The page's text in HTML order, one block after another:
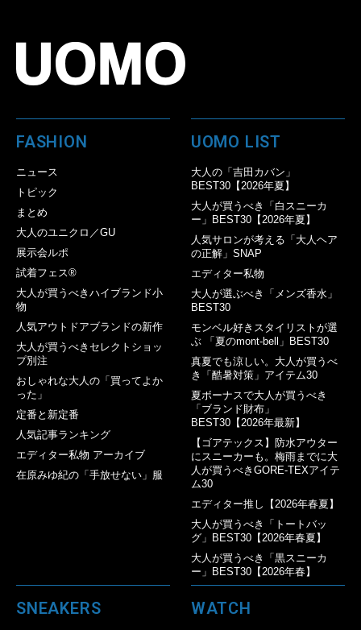
FASHION
ニュース
トピック
まとめ
大人のユニクロ／GU
展示会ルポ
試着フェス®︎
大人が買うべきハイブランド小
物
人気アウトドアブランドの新作
大人が買うべきセレクトショッ
プ別注
おしゃれな大人の「買ってよか
った」
定番と新定番
人気記事ランキング
エディター私物 アーカイブ
在原みゆ紀の「手放せない」服
UOMO LIST
大人の「吉田カバン」
BEST30【2026年夏】
大人が買うべき「白スニーカ
ー」BEST30【2026年夏】
人気サロンが考える「大人ヘア
の正解」SNAP
エディター私物
大人が選ぶべき「メンズ香水」
BEST30
モンベル好きスタイリストが選
ぶ 「夏のmont-bell」BEST30
真夏でも涼しい。大人が買うべ
き「酷暑対策」アイテム30
夏ボーナスで大人が買うべき
「ブランド財布」
BEST30【2026年最新】
【ゴアテックス】防水アウター
にスニーカーも。梅雨までに大
人が買うべきGORE-TEXアイテ
ム30
エディター推し【2026年春夏】
大人が買うべき「トートバッ
グ」BEST30【2026年春夏】
大人が買うべき「黒スニーカ
ー」BEST30【2026年春】
SNEAKERS WATCH